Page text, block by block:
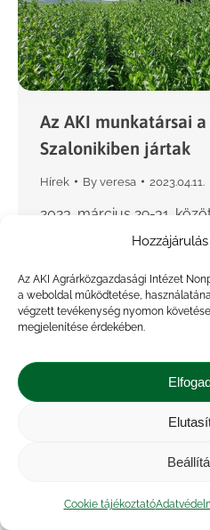
Az AKI Agrárközgazdasági Intézet
a weboldal működtetése,
végzett tevékenység nyomon
megjelenítése érdekében.
Cookie tájékoztató
Az AKI munkatársai
Szalonikiben jártak
Hírek By veresa 2023.04.11.
2023. március 29-31.
Környezetkutatási
vettek részt
az európai
bioüzemanyagok jövőbeli